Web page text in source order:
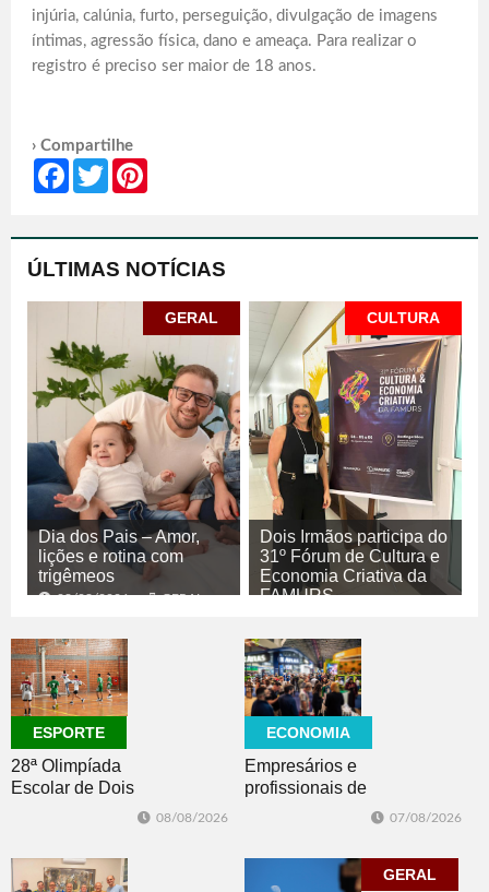
injúria, calúnia, furto, perseguição, divulgação de imagens
íntimas, agressão física, dano e ameaça. Para realizar o
registro é preciso ser maior de 18 anos.
› Compartilhe
Facebook
Twitter
ÚLTIMAS NOTÍCIAS
GERAL
Dia dos Pais – Amor,
lições e rotina com
trigêmeos
08/08/2026 GERAL
CULTURA
Dois Irmãos participa do
31º Fórum de Cultura e
Economia Criativa da
FAMURS
CULTURA
ESPORTE
28ª Olimpíada
Escolar de Dois
08/08/2026
ECONOMIA
Empresários e
profissionais de
07/08/2026
GERAL